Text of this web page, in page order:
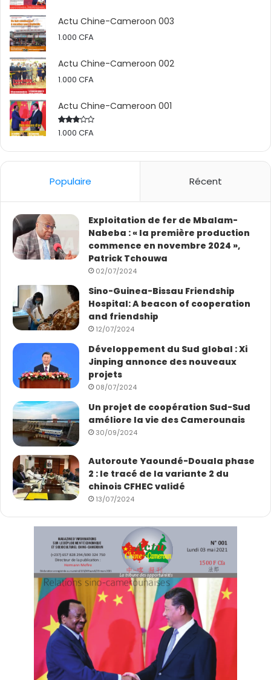
Actu Chine-Cameroon 003
1.000 CFA
Actu Chine-Cameroon 002
1.000 CFA
Actu Chine-Cameroon 001
Rated
of 5
1.000 CFA
Populaire Récent
Exploitation de fer de Mbalam-
Nabeba : « la première production
commence en novembre 2024 »,
Patrick Tchouwa
02/07/2024
Sino-Guinea-Bissau Friendship
Hospital: A beacon of cooperation
and friendship
12/07/2024
Développement du Sud global : Xi
Jinping annonce des nouveaux
projets
08/07/2024
Un projet de coopération Sud-Sud
améliore la vie des Camerounais
30/09/2024
Autoroute Yaoundé-Douala phase
2 : le tracé de la variante 2 du
chinois CFHEC validé
13/07/2024